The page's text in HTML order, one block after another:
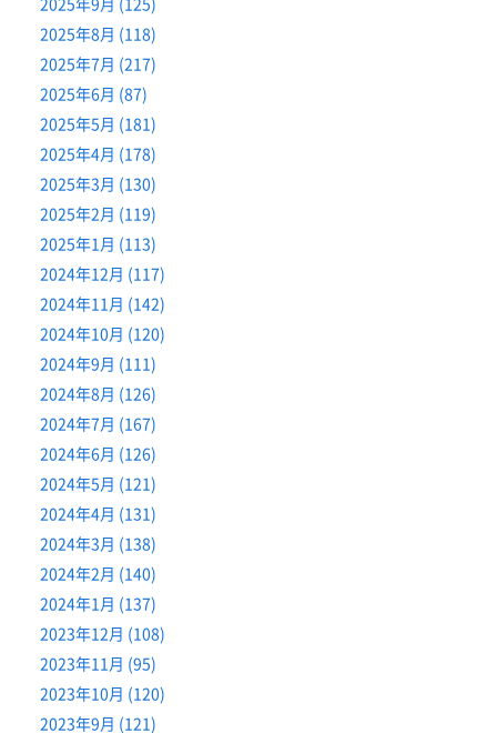
2025年8月 (118)
2025年7月 (217)
2025年6月 (87)
2025年5月 (181)
2025年4月 (178)
2025年3月 (130)
2025年2月 (119)
2025年1月 (113)
2024年12月 (117)
2024年11月 (142)
2024年10月 (120)
2024年9月 (111)
2024年8月 (126)
2024年7月 (167)
2024年6月 (126)
2024年5月 (121)
2024年4月 (131)
2024年3月 (138)
2024年2月 (140)
2024年1月 (137)
2023年12月 (108)
2023年11月 (95)
2023年10月 (120)
2023年9月 (121)